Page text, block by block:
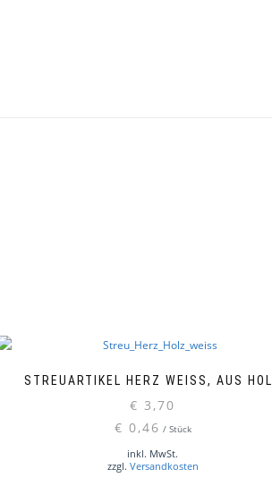
STREUARTIKEL HERZ WEISS, AUS HOLZ
€ 3,70
€ 0,46 / Stück
inkl. MwSt.
zzgl. Versandkosten